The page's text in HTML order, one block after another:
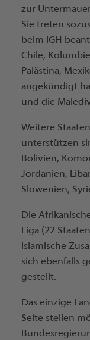
zur
Sie treten
beim IGH
Chile,
Palästina,
angekündigt
und die
Weitere
unterstützen
Bolivien,
Jordanien,
Slowenien,
Die
Liga (22
Islamische
sich ebenfalls
gestellt.
Das einzige
Seite stellen